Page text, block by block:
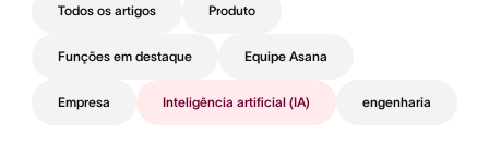
Todos os artigos Produto
Funções em destaque Equipe Asana
Empresa Inteligência artificial (IA) engenharia